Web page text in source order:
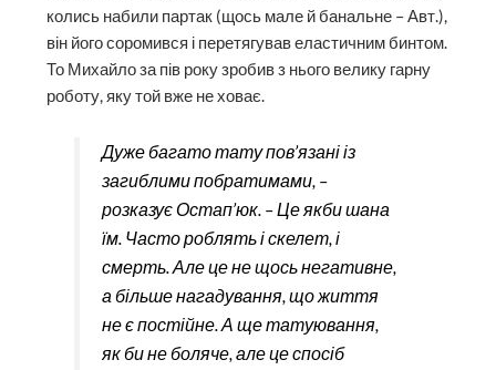
колись набили партак (щось мале й банальне – Авт.),
він його соромився і перетягував еластичним бинтом.
То Михайло за пів року зробив з нього велику гарну
роботу, яку той вже не ховає.
Дуже багато тату пов’язані із
загиблими побратимами, –
розказує Остап’юк. – Це якби шана
їм. Часто роблять і скелет, і
смерть. Але це не щось негативне,
а більше нагадування, що життя
не є постійне. А ще татуювання,
як би не боляче, але це спосіб